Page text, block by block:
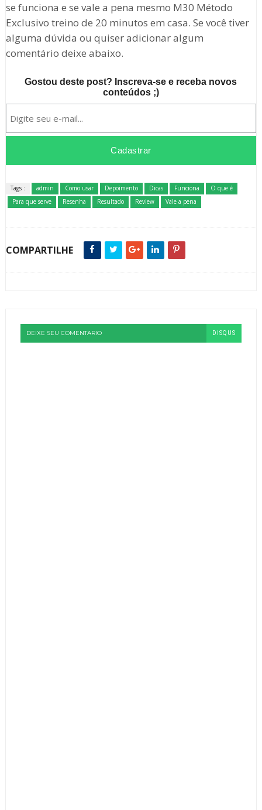
se funciona e se vale a pena mesmo M30 Método
Exclusivo treino de 20 minutos em casa. Se você tiver
alguma dúvida ou quiser adicionar algum
comentário deixe abaixo.
Gostou deste post? Inscreva-se e receba novos
conteúdos ;)
Tags : admin Como usar Depoimento Dicas Funciona
O que é
Para que serve
Resenha Resultado Review Vale a pena
COMPARTILHE
DEIXE SEU COMENTARIO DISQUS